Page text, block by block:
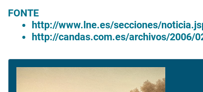
FONTE
http://www.lne.es/secciones/
http://candas.com.es/archivos/2006/